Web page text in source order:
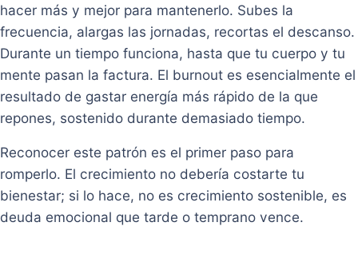
hacer más y mejor para mantenerlo. Subes la
frecuencia, alargas las jornadas, recortas el descanso.
Durante un tiempo funciona, hasta que tu cuerpo y tu
mente pasan la factura. El burnout es esencialmente el
resultado de gastar energía más rápido de la que
repones, sostenido durante demasiado tiempo.
Reconocer este patrón es el primer paso para
romperlo. El crecimiento no debería costarte tu
bienestar; si lo hace, no es crecimiento sostenible, es
deuda emocional que tarde o temprano vence.